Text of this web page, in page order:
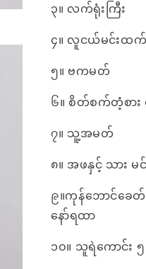
၃။ လက်ရုံးကြီး
၄။ လူငယ်မင်းထက်
၅။ ဗကမတ်
၆။ စိတ်စက်တံ့စာ
၇။ သူ့အမတ်
၈။ အဖနှင့် သား မင်
၉။ကုန်ဘောင်ခေတ်
နော်ရထာ
၁ဝ။ သူရဲကောင်း ၅